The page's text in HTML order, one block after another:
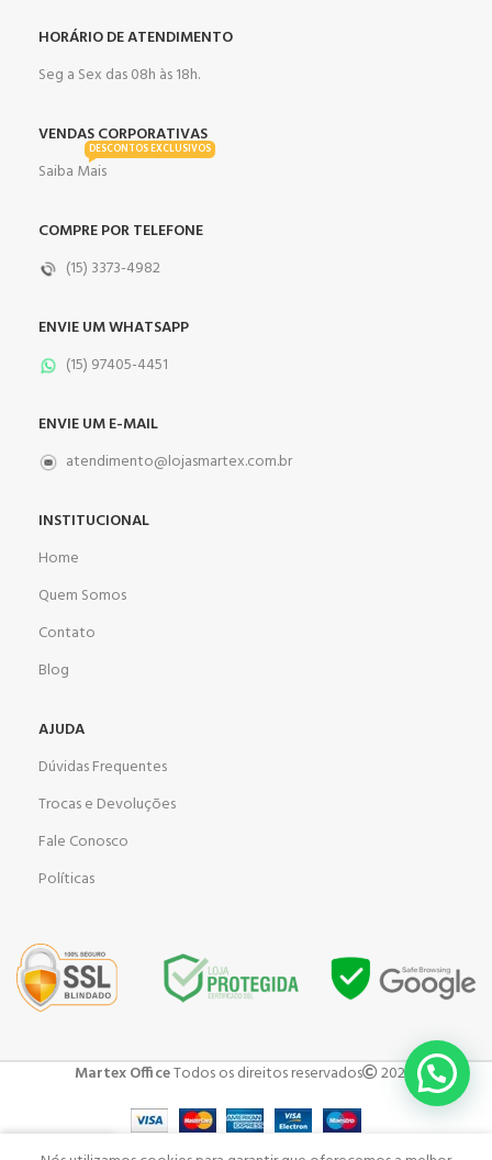
HORÁRIO DE ATENDIMENTO
Seg a Sex das 08h às 18h.
VENDAS CORPORATIVAS
Saiba Mais
DESCONTOS EXCLUSIVOS
COMPRE POR TELEFONE
(15) 3373-4982
ENVIE UM WHATSAPP
(15) 97405-4451
ENVIE UM E-MAIL
atendimento@lojasmartex.com.br
INSTITUCIONAL
Home
Quem Somos
Contato
Blog
AJUDA
Dúvidas Frequentes
Trocas e Devoluções
Fale Conosco
Políticas
Martex OfficeTodos os direitos reservados 2023 .